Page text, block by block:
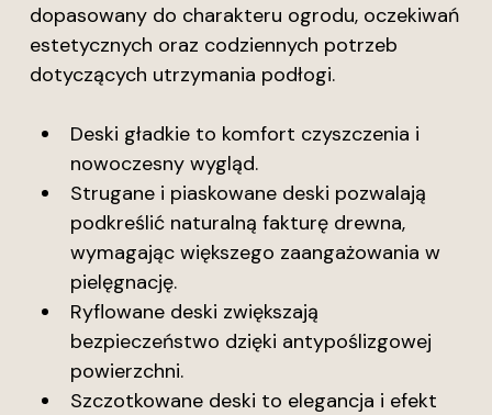
dopasowany do charakteru ogrodu, oczekiwań
estetycznych oraz codziennych potrzeb
dotyczących utrzymania podłogi.
Deski gładkie to komfort czyszczenia i
nowoczesny wygląd.
Strugane i piaskowane deski pozwalają
podkreślić naturalną fakturę drewna,
wymagając większego zaangażowania w
pielęgnację.
Ryflowane deski zwiększają
bezpieczeństwo dzięki antypoślizgowej
powierzchni.
Szczotkowane deski to elegancja i efekt